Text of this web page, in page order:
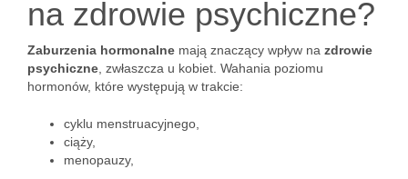
na zdrowie psychiczne?
Zaburzenia hormonalne mają znaczący wpływ na zdrowie
psychiczne , zwłaszcza u kobiet. Wahania poziomu
hormonów, które występują w trakcie:
cyklu menstruacyjnego,
ciąży,
menopauzy,